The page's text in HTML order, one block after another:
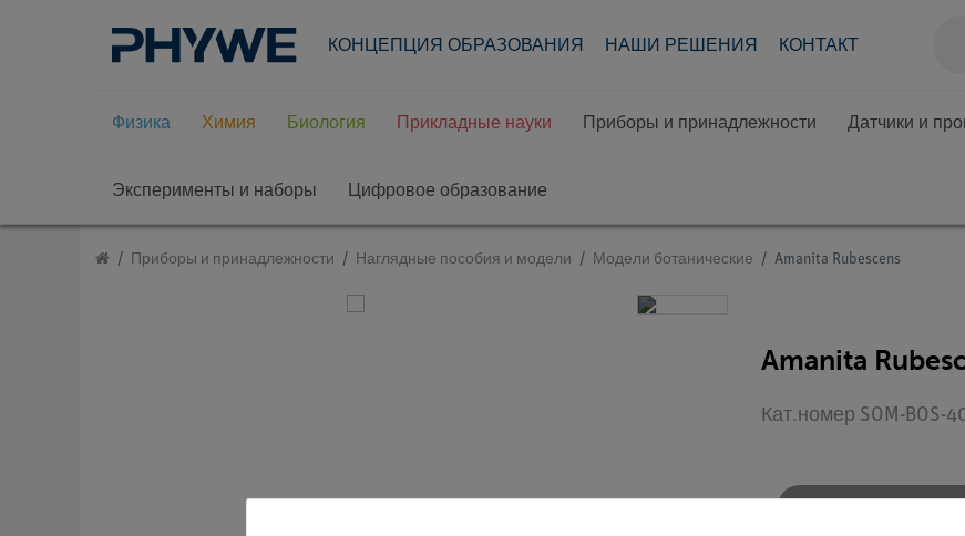
КОНЦЕПЦИЯ ОБРАЗОВАНИЯ НАШИ РЕШЕНИЯ КОНТАКТ
Физика Химия Биология Прикладные науки Приборы и принадлежности Датчики и
Эксперименты и наборы Цифровое образование
Приборы и принадлежности Наглядные пособия и модели Модели ботанические Amanita Rubescens
Amanita
Кат.номер SOM-